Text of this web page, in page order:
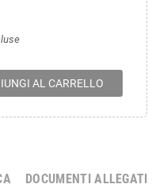
AL CARRELLO
DOCUMENTI ALLEGATI